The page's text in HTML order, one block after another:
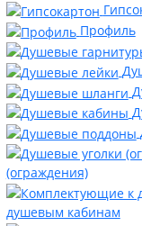
Профиль
(ограждения)
душевым кабинам